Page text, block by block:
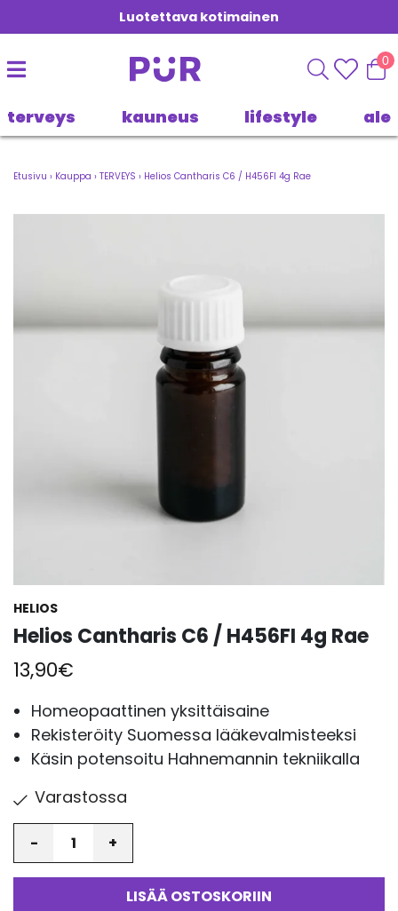
Luotettava kotimainen
0
terveys kauneus lifestyle ale
Etusivu › Kauppa › TERVEYS › Helios Cantharis C6 / H456FI 4g Rae
HELIOS
Helios Cantharis C6 / H456FI 4g Rae
13,90€
Homeopaattinen yksittäisaine
Rekisteröity Suomessa lääkevalmisteeksi
Käsin potensoitu Hahnemannin tekniikalla
Varastossa
LISÄÄ OSTOSKORIIN